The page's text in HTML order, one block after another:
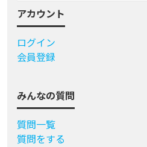
アカウント
ログイン
会員登録
みんなの質問
質問一覧
質問をする